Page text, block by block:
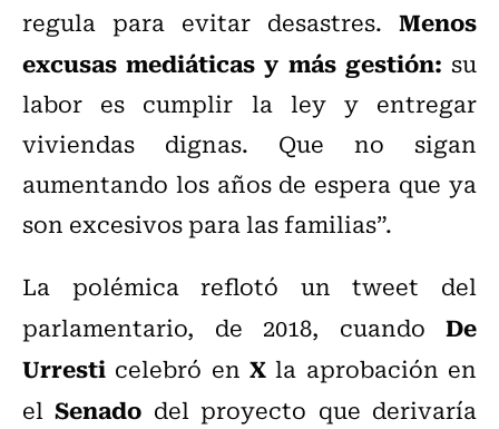
regula para evitar desastres. Menos
excusas mediáticas y más gestión: su
labor es cumplir la ley y entregar
viviendas dignas. Que no sigan
aumentando los años de espera que ya
son excesivos para las familias”.
La polémica reflotó un tweet del
parlamentario, de 2018, cuando De
Urresti celebró en X la aprobación en
elSenado del proyecto que derivaría